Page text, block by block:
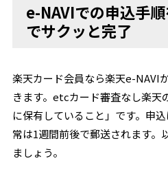
e-NAVIでの申込手
でサクッと完了
楽天カード会員なら楽天e-NAVI
きます。etcカード審査なし楽天
に保有していること」です。申
常は1週間前後で郵送されます。
ましょう。